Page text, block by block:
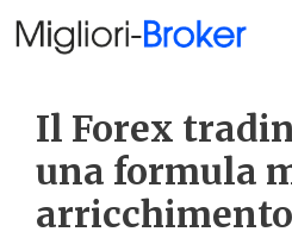
Il Forex
una formula
arricchimento